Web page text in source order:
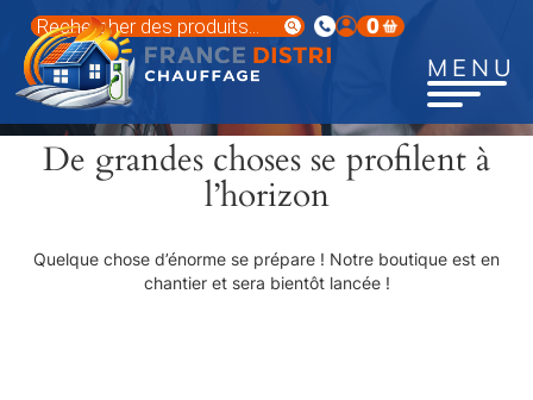
contenu
principal
Recherche
de
produits
0
MENU
De grandes choses se profilent à
l’horizon
Quelque chose d’énorme se prépare ! Notre boutique est en
chantier et sera bientôt lancée !